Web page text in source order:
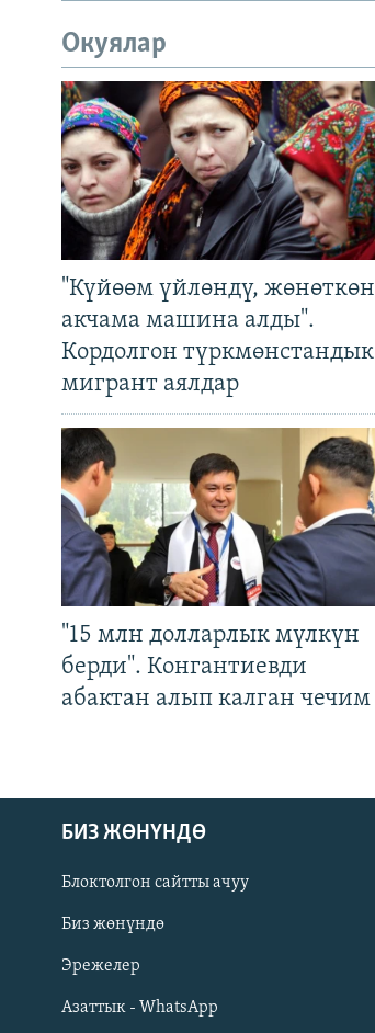
Русский
ОНЛАЙН ШЕРИНЕ
Окуялар
"Күйөөм үйлөндү, жөнөткөн
акчама машина алды".
Кордолгон түркмөнстандык
мигрант аялдар
"15 млн долларлык мүлкүн
берди". Конгантиевди
абактан алып калган чечим
БИЗ ЖӨНҮНДӨ
Блоктолгон сайтты ачуу
Биз жөнүндө
Эрежелер
Азаттык - WhatsApp